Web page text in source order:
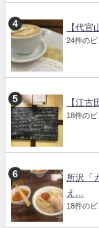
【代官
24件のビ
【江古
18件のビ
所沢「
え...
18件のビ